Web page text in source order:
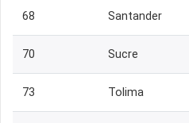
68 Santander
70 Sucre
73 Tolima